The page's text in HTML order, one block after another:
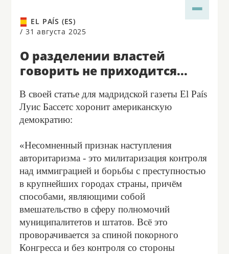
EL PAÍS (ES)
/ 31 августа 2025
О разделении властей
говорить не приходится...
В своей статье для мадридской газеты El País
Луис Бассетс хоронит американскую
демократию:
«Несомненный признак наступления
авторитаризма - это милитаризация контроля
над иммиграцией и борьбы с преступностью
в крупнейших городах страны, причём
способами, являющими собой
вмешательство в сферу полномочий
муниципалитетов и штатов. Всё это
проворачивается за спиной покорного
Конгресса и без контроля со стороны